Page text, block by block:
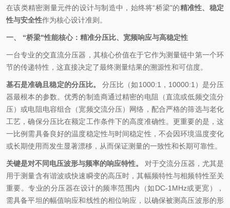
在该类精密测量元件的设计与制造中，始终将“桥梁"的精准性、稳定
性与安全性作为核心设计准则。
一、 “桥梁"性能核心：精准分压比、宽频响应与高稳定性
一台专业的交直流分压器，其核心价值在于它作为测量链中第一个环
节的传递特性，这直接决定了最终测量结果的溯源性和可信度。
基石是准确且稳定的分压比。
分压比（如1000:1，10000:1）是分压
器最根本的参数。优秀的制造商通过精密的电阻（直流或低频交流分
压）或电阻电容组合（宽频交流分压）网络，配合严格的筛选与老化
工艺，确保分压比在额定工作条件下的高度准确性。更重要的是，这
一比例需具备良好的温度稳定性与时间稳定性，不会因环境温度变化
或长期使用而发生显著漂移，从而保证测量的一致性和长期可靠性。
关键是对不同电压波形与频率的响应特性。
对于交流分压器，尤其是
用于测量含有谐波或快速瞬变的高压时，其幅频特性与相频特性至关
重要。专业的分压器在设计的频率范围内（如DC-1MHz或更宽），
需具备平坦的幅值响应和线性的相位响应，以确保被测高压波形的形